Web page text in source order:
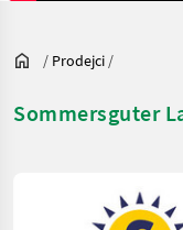
/ Prodejci /
Sommersguter